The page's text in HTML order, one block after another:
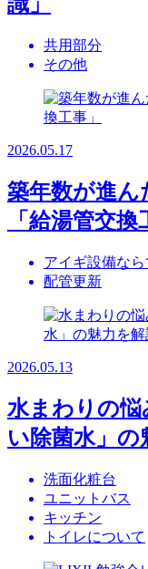
共用部分
その他
2026.05.17
築年数が進ん
「給湯管交換
アイギ設備な
配管更新
2026.05.13
水まわりの
い除菌水」の
洗面化粧台
ユニットバス
キッチン
トイレについて